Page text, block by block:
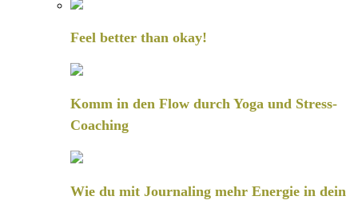
Feel better than okay!
Komm in den Flow durch Yoga und Stress-
Coaching
Wie du mit Journaling mehr Energie in dein